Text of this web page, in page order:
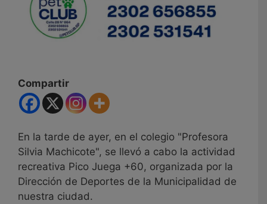
Compartir
En la tarde de ayer, en el colegio "Profesora
Silvia Machicote", se llevó a cabo la actividad
recreativa Pico Juega +60, organizada por la
Dirección de Deportes de la Municipalidad de
nuestra ciudad.